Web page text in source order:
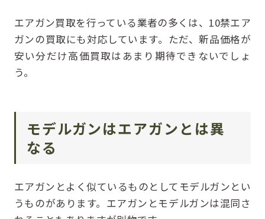
エアガン買取を行っている業者の多くは、10禁エア
ガンの買取にも対応しています。ただ、新品価格が
安い分だけ高価買取はあまり期待できないでしょ
う。
モデルガンはエアガンとは異
なる
エアガンとよく似ているものとしてモデルガンとい
うものがあります。エアガンとモデルガンは混同さ